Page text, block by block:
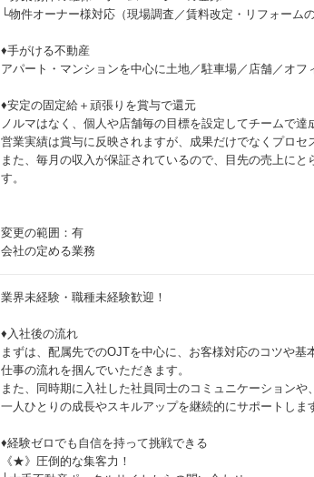
└物件オーナー様対応（現場調査／賃料改定・リフォームの
♦手がける不動産
アパート・マンションを中心に土地／駐車場／店舗／オフ
♦安定の固定給＋頑張りを賞与で還元
ノルマはなく、個人や店舗毎の目標を設定してチームで達
営業実績は賞与に反映されますが、成果だけでなくプロセ
また、毎月の収入が保証されているので、目先の売上に
す。
変更の範囲：有
会社の定める業務
業界未経験・職種未経験歓迎！
♦入社後の流れ
まずは、配属先でのOJTを中心に、お客様対応のコツや基
仕事の流れを掴んでいただきます。
また、同時期に入社した社員同士のコミュニケーションや
一人ひとりの成長やスキルアップを継続的にサポートしま
♦経験ゼロでも自信を持って挑戦できる
《★》圧倒的な集客力！